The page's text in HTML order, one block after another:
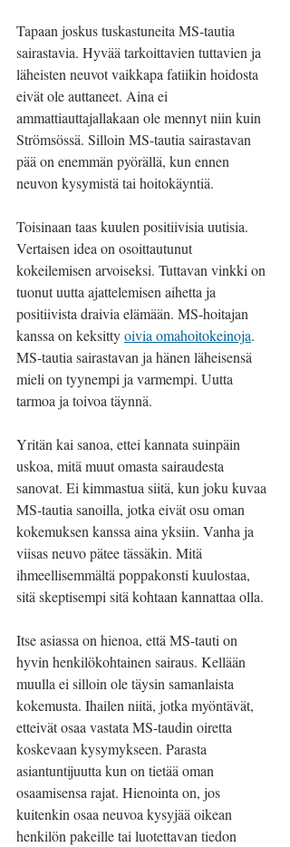
Tapaan joskus tuskastuneita MS-tautia
sairastavia. Hyvää tarkoittavien tuttavien ja
läheisten neuvot vaikkapa fatiikin hoidosta
eivät ole auttaneet. Aina ei
ammattiauttajallakaan ole mennyt niin kuin
Strömsössä. Silloin MS-tautia sairastavan
pää on enemmän pyörällä, kun ennen
neuvon kysymistä tai hoitokäyntiä.
Toisinaan taas kuulen positiivisia uutisia.
Vertaisen idea on osoittautunut
kokeilemisen arvoiseksi. Tuttavan vinkki on
tuonut uutta ajattelemisen aihetta ja
positiivista draivia elämään. MS-hoitajan
kanssa on keksitty oivia omahoitokeinoja.
MS-tautia sairastavan ja hänen läheisensä
mieli on tyynempi ja varmempi. Uutta
tarmoa ja toivoa täynnä.
Yritän kai sanoa, ettei kannata suinpäin
uskoa, mitä muut omasta sairaudesta
sanovat. Ei kimmastua siitä, kun joku kuvaa
MS-tautia sanoilla, jotka eivät osu oman
kokemuksen kanssa aina yksiin. Vanha ja
viisas neuvo pätee tässäkin. Mitä
ihmeellisemmältä poppakonsti kuulostaa,
sitä skeptisempi sitä kohtaan kannattaa olla.
Itse asiassa on hienoa, että MS-tauti on
hyvin henkilökohtainen sairaus. Kellään
muulla ei silloin ole täysin samanlaista
kokemusta. Ihailen niitä, jotka myöntävät,
etteivät osaa vastata MS-taudin oiretta
koskevaan kysymykseen. Parasta
asiantuntijuutta kun on tietää oman
osaamisensa rajat. Hienointa on, jos
kuitenkin osaa neuvoa kysyjää oikean
henkilön pakeille tai luotettavan tiedon